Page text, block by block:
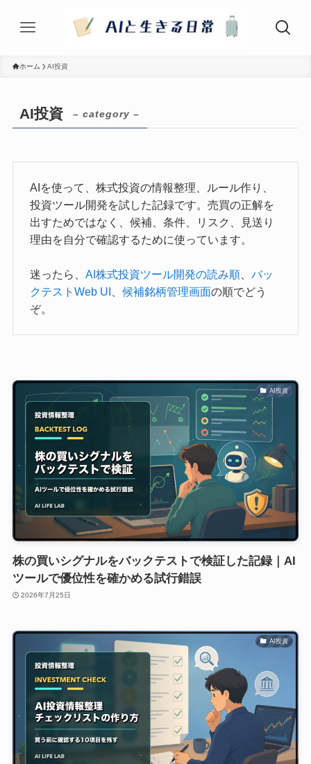
ホーム AI投資
AI投資 – category –
AIを使って、株式投資の情報整理、ルール作り、
投資ツール開発を試した記録です。売買の正解を
出すためではなく、候補、条件、リスク、見送り
理由を自分で確認するために使っています。
迷ったら、AI株式投資ツール開発の読み順 、バッ
クテストWeb UI 、候補銘柄管理画面の順でどう
ぞ。
AI投資
株の買いシグナルをバックテストで検証した記録｜AI
ツールで優位性を確かめる試行錯誤
2026年7月25日
AI投資